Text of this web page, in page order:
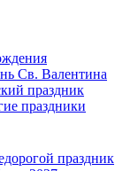
Св. Валентина
праздник
праздники
праздник